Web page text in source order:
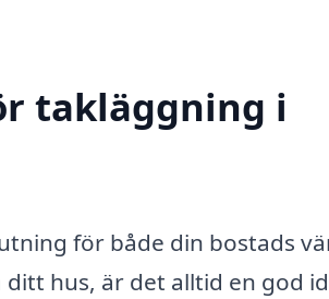
takläggning i
för både din bostads
hus, är det alltid en god